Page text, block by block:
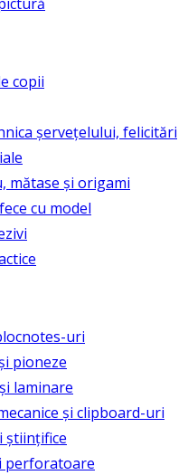
copii
șervețelului, felicitări
mătase și origami
cu model
uri
pioneze
laminare
și clipboard-uri
științifice
perforatoare